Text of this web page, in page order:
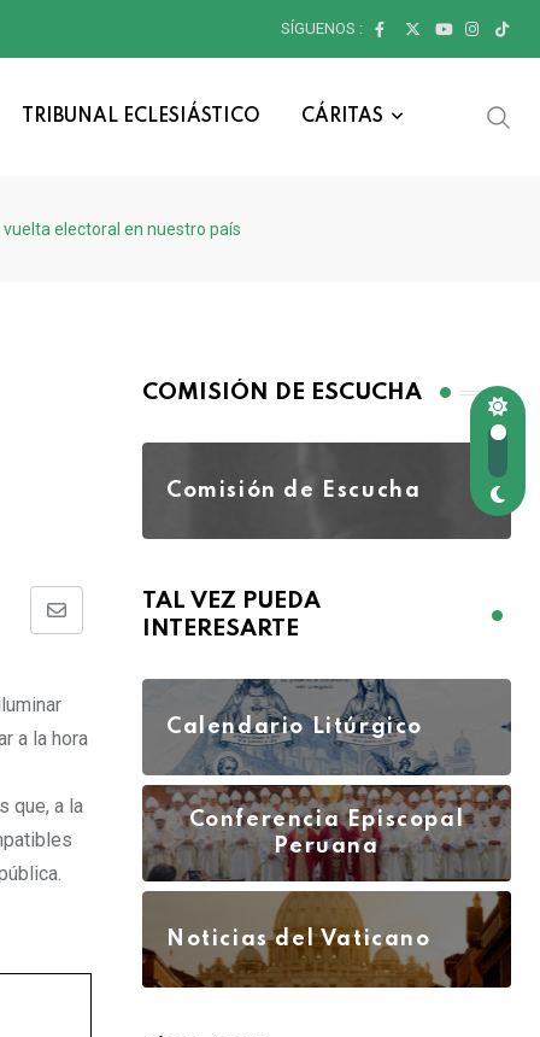
SÍGUENOS :
TRIBUNAL ECLESIÁSTICO CÁRITAS
electoral en nuestro país
a la hora
que, a la
COMISIÓN DE ESCUCHA
Comisión de Escucha
TAL VEZ PUEDA
INTERESARTE
Calendario Litúrgico
Conferencia Episcopal
Peruana
Noticias del Vaticano